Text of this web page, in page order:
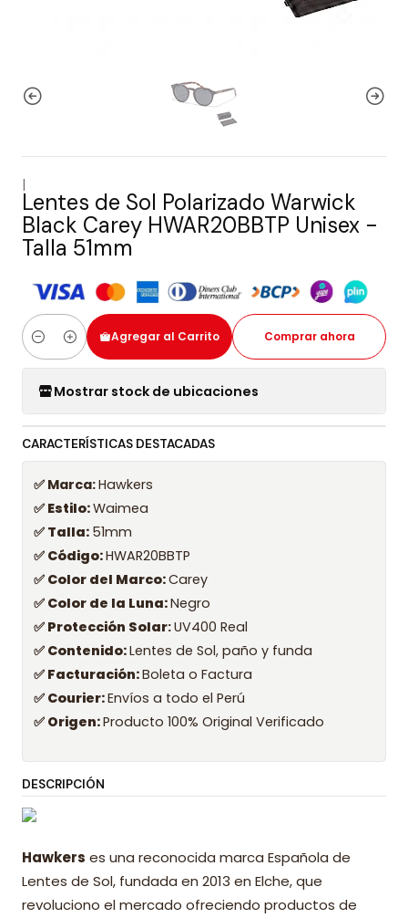
|
Lentes de Sol Polarizado Warwick
Black Carey HWAR20BBTP Unisex -
Talla 51mm
Cantidad
Agregar al Carrito Comprar ahora
Mostrar stock de ubicaciones
CARACTERÍSTICAS DESTACADAS
✅ Marca:Hawkers
✅ Estilo:Waimea
✅ Talla: 51mm
✅ Código:HWAR20BBTP
✅ Color del Marco:Carey
✅ Color de la Luna:Negro
✅ Protección Solar:UV400 Real
✅ Contenido:Lentes de Sol, paño y funda
✅ Facturación:Boleta o Factura
✅ Courier:Envíos a todo el Perú
✅ Origen:Producto 100% Original Verificado
DESCRIPCIÓN
Hawkers es una reconocida marca Española de
Lentes de Sol, fundada en 2013 en Elche, que
revoluciono el mercado ofreciendo productos de